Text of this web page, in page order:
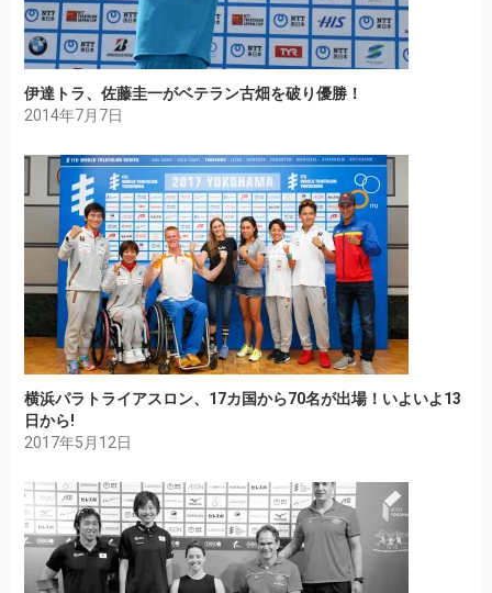
伊達トラ、佐藤圭一がベテラン古畑を破り優勝！
2014年7月7日
横浜パラトライアスロン、17カ国から70名が出場！いよいよ13
日から!
2017年5月12日